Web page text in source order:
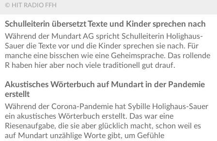
© HIT RADIO FFH
Schulleiterin übersetzt Texte und Kinder sprechen nach
Während der Mundart AG spricht Schulleiterin Holighaus-
Sauer die Texte vor und die Kinder sprechen sie nach. Für
manche eine bisschen wie eine Geheimsprache. Das rollende
R haben hier aber noch viele traditionell gut drauf.
Akustisches Wörterbuch auf Mundart in der Pandemie
erstellt
Während der Corona-Pandemie hat Sybille Holighaus-Sauer
ein akustisches Wörterbuch erstellt. Das war eine
Riesenaufgabe, die sie aber glücklich macht, schon weil es
auf Mundart unzählige Worte gibt, um Gefühle